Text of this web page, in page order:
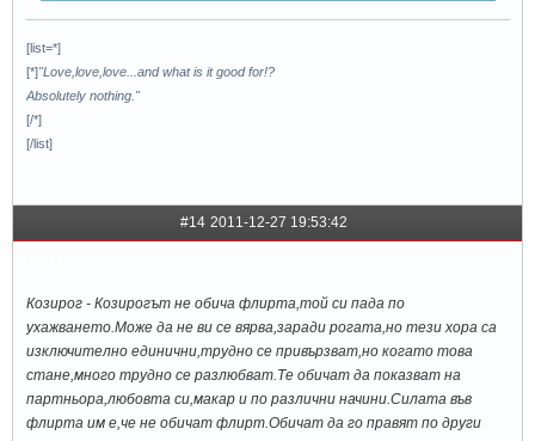
[list=*]
[*]"Love,love,love...and what is it good for!?
Absolutely nothing."
[/*]
[/list]
#14 2011-12-27 19:53:42
Козирог - Козирогът не обича флирта,той си пада по
ухажването.Може да не ви се вярва,заради рогата,но тези хора са
изключително единични,трудно се привързват,но когато това
стане,много трудно се разлюбват.Те обичат да показват на
партньора,любовта си,макар и по различни начини.Силата във
флирта им е,че не обичат флирт.Обичат да го правят по други